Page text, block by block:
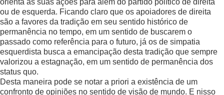
orienta as suas ações para além do partido político de direita
ou de esquerda. Ficando claro que os apoiadores de direita
são a favores da tradição em seu sentido histórico de
permanência no tempo, em um sentido de buscarem o
passado como referência para o futuro, já os de simpatia
esquerdista busca a emancipação desta tradição que sempre
valorizou a estagnação, em um sentido de permanência dos
status quo.
Desta maneira pode se notar a priori a existência de um
confronto de opiniões no sentido de visão de mundo. E nisso